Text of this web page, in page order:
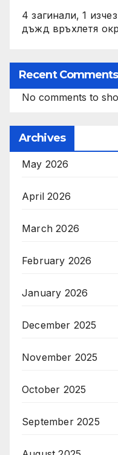
4 загинали, 1
дъжд връхлетя
Recent Comments
No comments to
Archives
May 2026
April 2026
March 2026
February 2026
January 2026
December 2025
November 2025
October 2025
September 2025